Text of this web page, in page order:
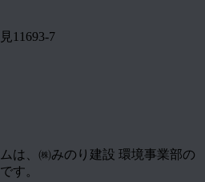
11693-7
は、㈱みのり建設 環境事業部の
す。